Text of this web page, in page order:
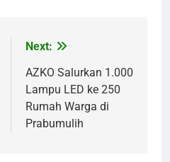
Next:
AZKO Salurkan 1.000
Lampu LED ke 250
Rumah Warga di
Prabumulih